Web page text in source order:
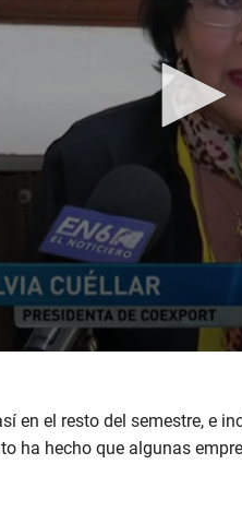
en el resto del semestre, e
ha hecho que algunas